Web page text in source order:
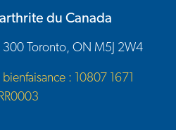
du Canada
300 Toronto, ON M5J 2W4
: 10807 1671
RR0003